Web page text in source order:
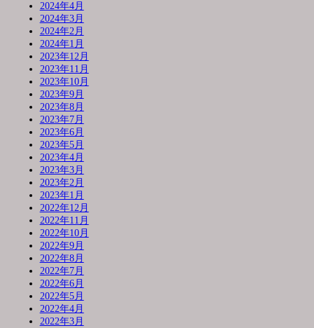
2024年4月
2024年3月
2024年2月
2024年1月
2023年12月
2023年11月
2023年10月
2023年9月
2023年8月
2023年7月
2023年6月
2023年5月
2023年4月
2023年3月
2023年2月
2023年1月
2022年12月
2022年11月
2022年10月
2022年9月
2022年8月
2022年7月
2022年6月
2022年5月
2022年4月
2022年3月